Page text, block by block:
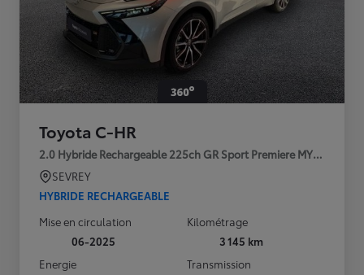
Toyota C-HR
2.0 Hybride Rechargeable 225ch GR Sport Premiere MY25
SEVREY
HYBRIDE RECHARGEABLE
Mise en circulation
06-2025
Kilométrage
3 145 km
Energie
Transmission